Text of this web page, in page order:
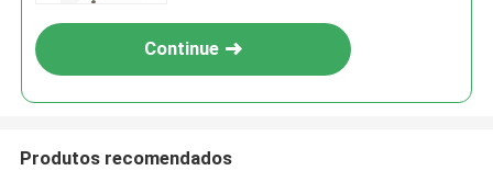
Continue
Produtos recomendados